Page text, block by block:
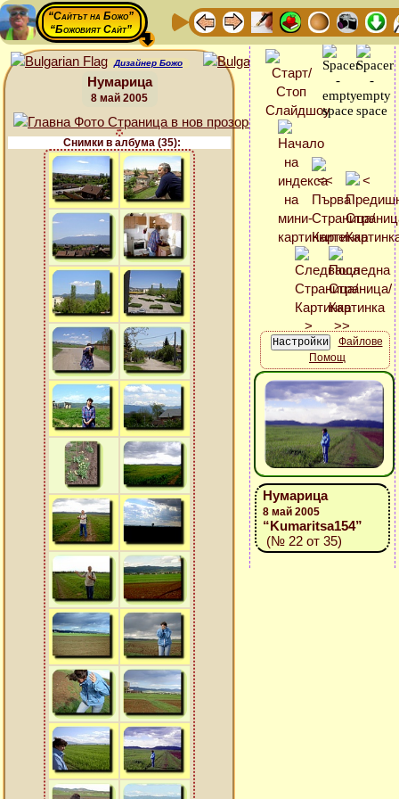
“Сайтът на Божо”
“Божовият Сайт”
Дизайнер Божо
Нумарица
8 май 2005
Снимки в албума (35):
Файлове
Помощ
Нумарица
8 май 2005
“Kumaritsa154”
(№ 22 от 35)